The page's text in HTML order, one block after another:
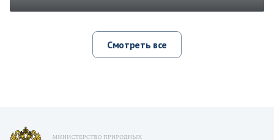
Смотреть все